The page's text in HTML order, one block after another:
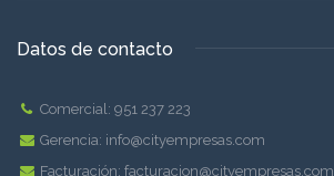
Datos de contacto
Comercial:951 237 223
Gerencia: info@cityempresas.com
Facturación:facturacion@cityempresas.com